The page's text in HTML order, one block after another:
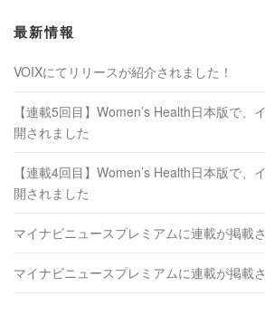
最新情報
VOIXにてリリースが紹介されました！
【連載5回目】Women’s Health日本版で、
開されました
【連載4回目】Women’s Health日本版で、
開されました
マイナビニュースプレミアムに連載が掲載
マイナビニュースプレミアムに連載が掲載